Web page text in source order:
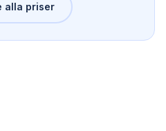
alla priser